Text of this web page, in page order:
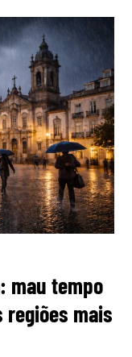
mau tempo
regiões mais